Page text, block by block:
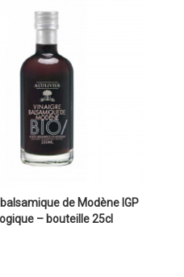
de Modène IGP
– bouteille 25cl